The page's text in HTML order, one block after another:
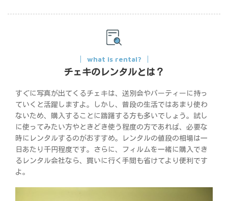
what is rental?
チェキのレンタルとは？
すぐに写真が出てくるチェキは、送別会やパーティーに持っ
ていくと活躍しますよ。しかし、普段の生活ではあまり使わ
ないため、購入することに躊躇する方も多いでしょう。試し
に使ってみたい方やときどき使う程度の方であれば、必要な
時にレンタルするのがおすすめ。レンタルの値段の相場は一
日あたり千円程度です。さらに、フィルムを一緒に購入でき
るレンタル会社なら、買いに行く手間も省けてより便利です
よ。